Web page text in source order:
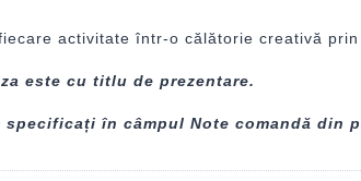
activitate într-o călătorie creativă
este cu titlu de prezentare.
specificați în câmpul Note comandă din